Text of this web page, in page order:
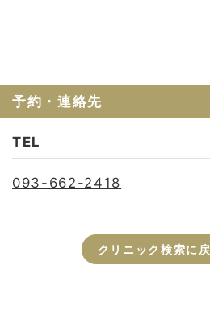
予約・連絡先
TEL
093-662-2418
クリニック検索に